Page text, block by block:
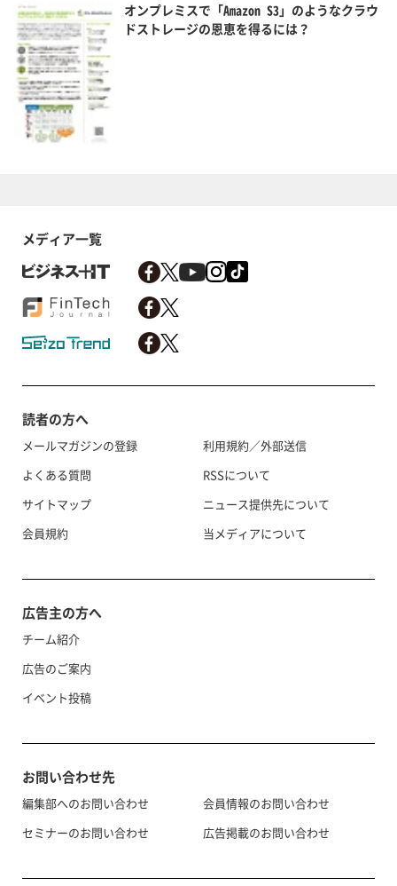
オンプレミスで「Amazon S3」のようなクラウ
ドストレージの恩恵を得るには？
メディア一覧
読者の方へ
メールマガジンの登録
よくある質問
サイトマップ
会員規約
利用規約／外部送信
RSSについて
ニュース提供先について
当メディアについて
広告主の方へ
チーム紹介
広告のご案内
イベント投稿
お問い合わせ先
編集部へのお問い合わせ
セミナーのお問い合わせ
会員情報のお問い合わせ
広告掲載のお問い合わせ